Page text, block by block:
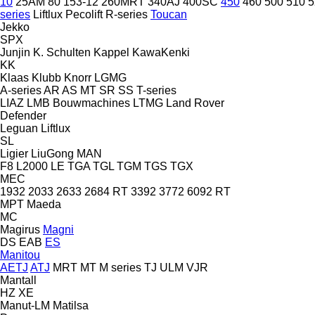
series Liftlux Pecolift R-series Toucan
Jekko
SPX
Junjin K. Schulten Kappel KawaKenki
KK
Klaas Klubb Knorr LGMG
A-seriesAR AS MT SR SS T-series
LIAZ LMB Bouwmachines LTMG Land Rover
Defender
Leguan Liftlux
SL
Ligier LiuGong MAN
F8 L2000 LE TGA TGL TGM TGS TGX
MEC
1932 2033 2633 2684 RT 3392 3772 6092 RT
MPT Maeda
MC
Magirus Magni
DS EAB ES
Manitou
AETJ ATJ MRT MT M series TJ ULM VJR
Mantall
HZ XE
Manut-LM Matilsa